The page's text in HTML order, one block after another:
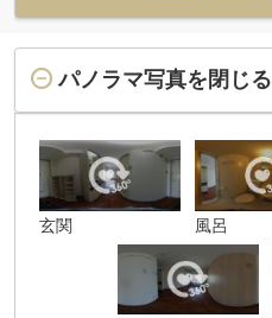
パノラマ写真を閉じる
玄関 風呂